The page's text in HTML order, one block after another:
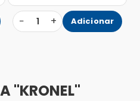
− 1 + Adicionar
KRONEL